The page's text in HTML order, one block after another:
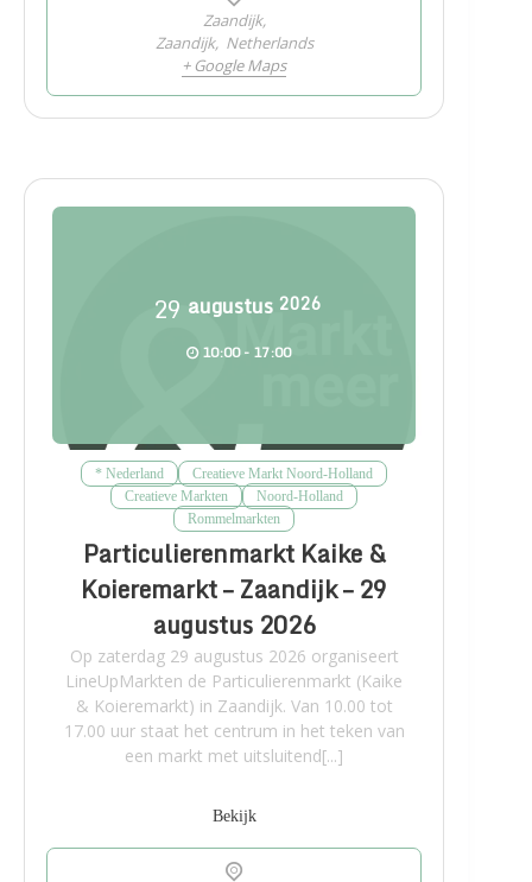
Zaandijk,
Zaandijk, Netherlands
+ Google Maps
29 augustus 2026
10:00 - 17:00
* Nederland
Creatieve Markt Noord-Holland
Creatieve Markten
Noord-Holland
Rommelmarkten
Particulierenmarkt Kaike &
Koieremarkt – Zaandijk – 29
augustus 2026
Op zaterdag 29 augustus 2026 organiseert
LineUpMarkten de Particulierenmarkt (Kaike
& Koieremarkt) in Zaandijk. Van 10.00 tot
17.00 uur staat het centrum in het teken van
een markt met uitsluitend[...]
Bekijk